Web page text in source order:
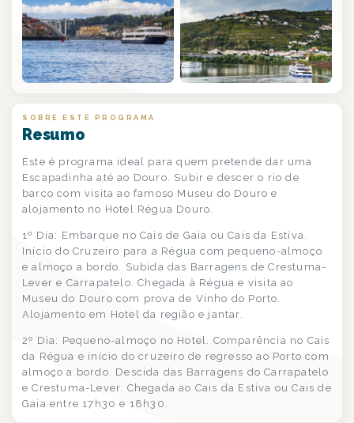
SOBRE ESTE PROGRAMA
Resumo
Este é programa ideal para quem pretende dar uma
Escapadinha até ao Douro. Subir e descer o rio de
barco com visita ao famoso Museu do Douro e
alojamento no Hotel Régua Douro.
1º Dia: Embarque no Cais de Gaia ou Cais da Estiva.
Início do Cruzeiro para a Régua com pequeno-almoço
e almoço a bordo. Subida das Barragens de Crestuma-
Lever e Carrapatelo. Chegada à Régua e visita ao
Museu do Douro com prova de Vinho do Porto.
Alojamento em Hotel da região e jantar.
2º Dia: Pequeno-almoço no Hotel. Comparência no Cais
da Régua e início do cruzeiro de regresso ao Porto com
almoço a bordo. Descida das Barragens do Carrapatelo
e Crestuma-Lever. Chegada ao Cais da Estiva ou Cais de
Gaia entre 17h30 e 18h30.